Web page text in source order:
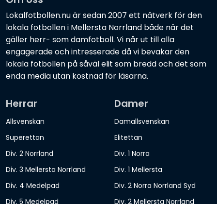
Lokalfotbollen.nu är sedan 2007 ett nätverk för den
lokala fotbollen i Mellersta Norrland både när det
gäller herr- som damfotboll. Vi når ut till alla
engagerade och intresserade då vi bevakar den
lokala fotbollen på såväl elit som bredd och det som
enda media utan kostnad för läsarna.
Herrar
Allsvenskan
Superettan
Div. 2 Norrland
Div. 3 Mellersta Norrland
Div. 4 Medelpad
Div. 5 Medelpad
Damer
Damallsvenskan
Elitettan
Div. 1 Norra
Div. 1 Mellersta
Div. 2 Norra Norrland Syd
Div. 2 Mellersta Norrland